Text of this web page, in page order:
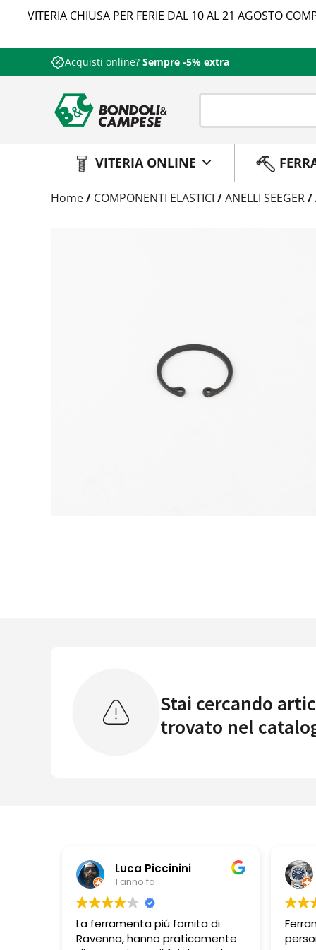
VITERIA CHIUSA PER FERIE DAL 10 AL 21 AGOSTO
Acquisti online? Sempre -5% extra
VITERIA ONLINE
TrattamentoHome/ COMPONENTI ELASTICI /ANELLI SEEGER/
Stai cercando
trovato nel
Luca Piccinini
1 anno fa
La ferramenta piú fornita di
Ravenna, hanno praticamente